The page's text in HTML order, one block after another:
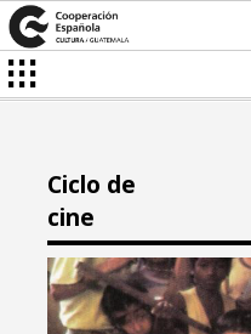
Ciclo de
cine